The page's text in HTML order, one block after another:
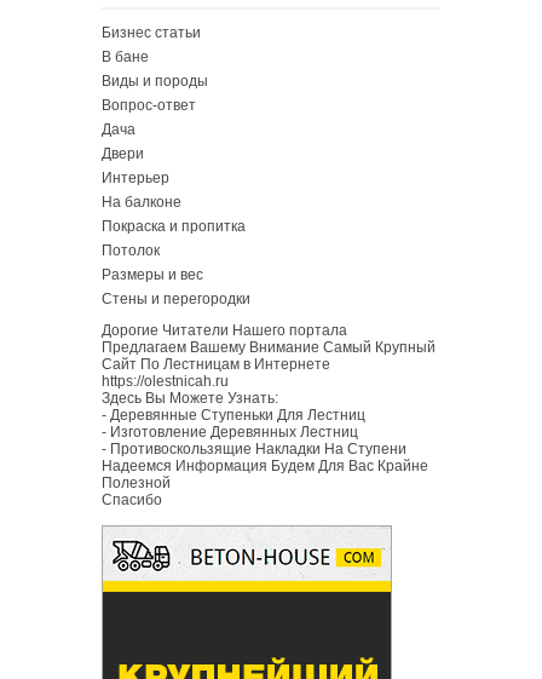
Бизнес статьи
В бане
Виды и породы
Вопрос-ответ
Дача
Двери
Интерьер
На балконе
Покраска и пропитка
Потолок
Размеры и вес
Стены и перегородки
Дорогие Читатели Нашего портала
Предлагаем Вашему Внимание Самый Крупный
Сайт По Лестницам в Интернете
https://olestnicah.ru
Здесь Вы Можете Узнать:
- Деревянные Ступеньки Для Лестниц
- Изготовление Деревянных Лестниц
- Противоскользящие Накладки На Ступени
Надеемся Информация Будем Для Вас Крайне
Полезной
Спасибо